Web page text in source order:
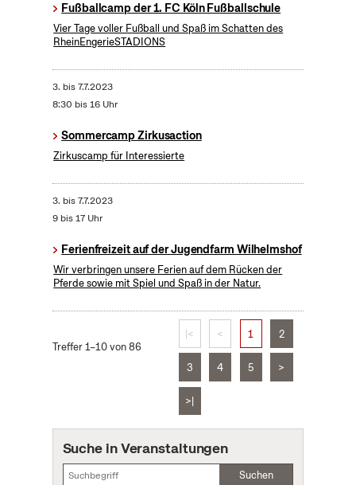
Fußballcamp der 1. FC Köln Fußballschule
Vier Tage voller Fußball und Spaß im Schatten des
RheinEngerieSTADIONS
3. bis7.7.2023
8:30 bis 16 Uhr
Sommercamp Zirkusaction
Zirkuscamp für Interessierte
3. bis7.7.2023
9 bis 17 Uhr
Ferienfreizeit auf der Jugendfarm Wilhelmshof
Wir verbringen unsere Ferien auf dem Rücken der
Pferde sowie mit Spiel und Spaß in der Natur.
Treffer 1–10 von 86
|< < 1 2
3 4 5 >
>|
Suche in Veranstaltungen
Suchen